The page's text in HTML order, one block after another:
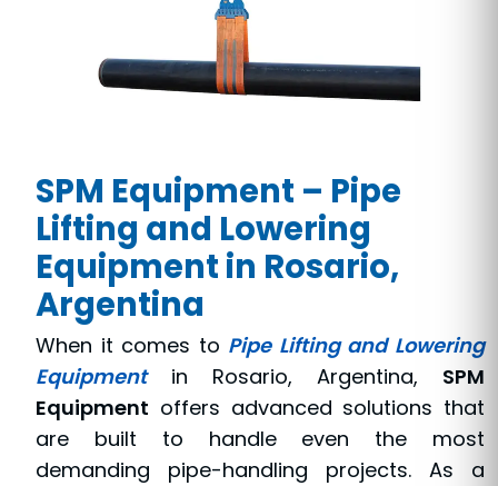
SPM Equipment – Pipe
Lifting and Lowering
Equipment in Rosario,
Argentina
When it comes to Pipe Lifting and Lowering
Equipmentin Rosario, Argentina, SPM
Equipment offers advanced solutions that
are built to handle even the most
demanding pipe-handling projects. As a